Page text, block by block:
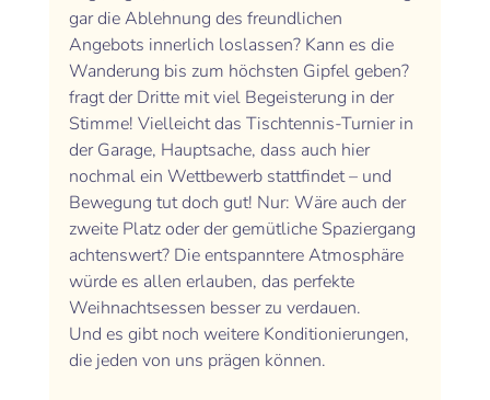
gar die Ablehnung des freundlichen
Angebots innerlich loslassen? Kann es die
Wanderung bis zum höchsten Gipfel geben?
fragt der Dritte mit viel Begeisterung in der
Stimme! Vielleicht das Tischtennis-Turnier in
der Garage, Hauptsache, dass auch hier
nochmal ein Wettbewerb stattfindet – und
Bewegung tut doch gut! Nur: Wäre auch der
zweite Platz oder der gemütliche Spaziergang
achtenswert? Die entspanntere Atmosphäre
würde es allen erlauben, das perfekte
Weihnachtsessen besser zu verdauen.
Und es gibt noch weitere Konditionierungen,
die jeden von uns prägen können.